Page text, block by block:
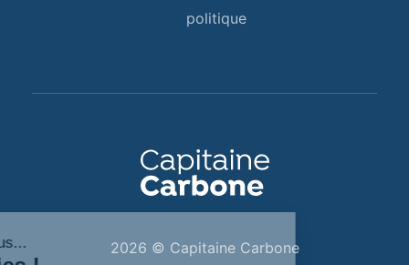
Salut c'est nous...
politique
2026 © Capitaine Carbone